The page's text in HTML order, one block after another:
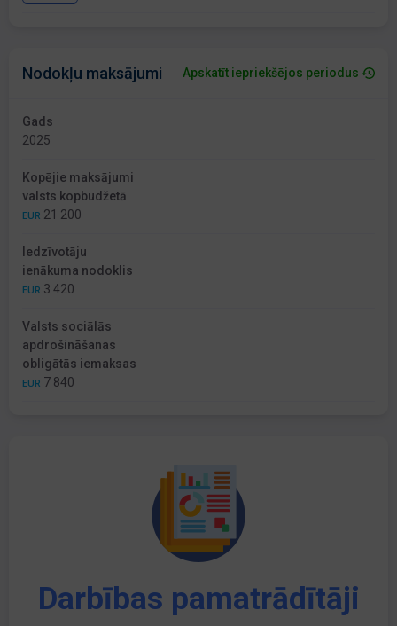
Nodokļu maksājumi Apskatīt iepriekšējos periodus
Gads
2025
Kopējie maksājumi
valsts kopbudžetā
EUR 21 200
Iedzīvotāju
ienākuma nodoklis
EUR 3 420
Valsts sociālās
apdrošināšanas
obligātās iemaksas
EUR 7 840
Darbības pamatrādītāji